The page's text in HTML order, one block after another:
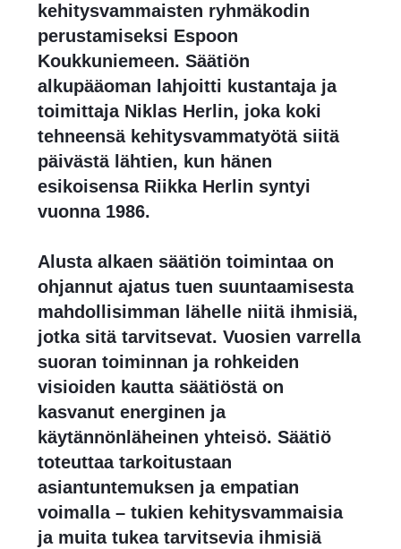
kehitysvammaisten ryhmäkodin
perustamiseksi Espoon
Koukkuniemeen. Säätiön
alkupääoman lahjoitti kustantaja ja
toimittaja Niklas Herlin, joka koki
tehneensä kehitysvammatyötä siitä
päivästä lähtien, kun hänen
esikoisensa Riikka Herlin syntyi
vuonna 1986.
Alusta alkaen säätiön toimintaa on
ohjannut ajatus tuen suuntaamisesta
mahdollisimman lähelle niitä ihmisiä,
jotka sitä tarvitsevat. Vuosien varrella
suoran toiminnan ja rohkeiden
visioiden kautta säätiöstä on
kasvanut energinen ja
käytännönläheinen yhteisö. Säätiö
toteuttaa tarkoitustaan
asiantuntemuksen ja empatian
voimalla – tukien kehitysvammaisia
ja muita tukea tarvitsevia ihmisiä